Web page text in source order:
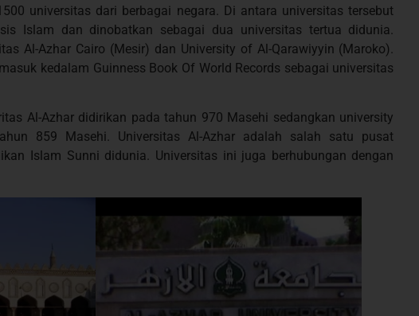
universitas dari berbagai negara. Di antara universitas tersebut
Islam dan dinobatkan sebagai dua universitas tertua didunia.
Al-Azhar Cairo (Mesir) dan University of Al-Qarawiyyin (Maroko).
kedalam Guinness Book Of World Records sebagai universitas
Al-Azhar didirikan pada tahun 970 Masehi sedangkan university
859 Masehi. Universitas Al-Azhar adalah salah satu pusat
Islam Sunni didunia. Universitas ini juga berhubungan dengan